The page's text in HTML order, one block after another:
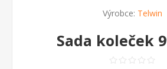
Výrobce: Telwin
Sada koleček